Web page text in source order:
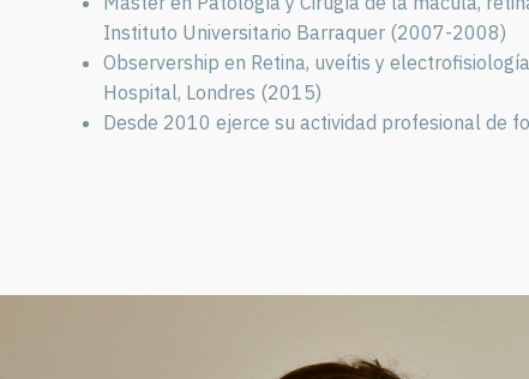
Instituto Universitario Barraquer (2007-2008)
Observership en Retina, uveítis y
Hospital, Londres (2015)
Desde 2010 ejerce su actividad profesional de